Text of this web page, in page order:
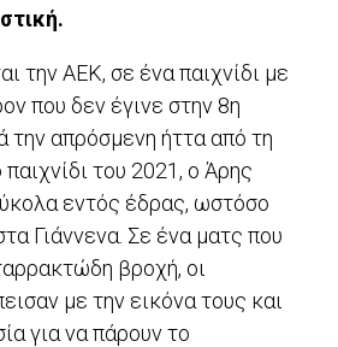
την ΑΕΚ, σε ένα παιχνίδι με
που δεν έγινε στην 8η
την απρόσμενη ήττα από τη
του 2021, ο Άρης
εντός έδρας, ωστόσο
Γιάννενα. Σε ένα ματς που
βροχή, οι
με την εικόνα τους και
για να πάρουν το